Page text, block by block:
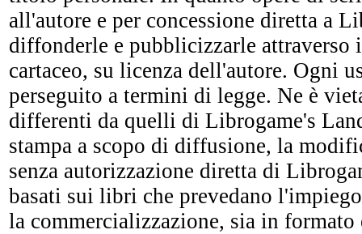
all'autore e per concessione diretta a
diffonderle e pubblicizzarle
cartaceo, su licenza dell'autore. Ogni
perseguito a termini di legge. Ne è
differenti da quelli di Librogame's
stampa a scopo di diffusione, la
senza autorizzazione diretta di
basati sui libri che prevedano
la commercializzazione, sia in formato